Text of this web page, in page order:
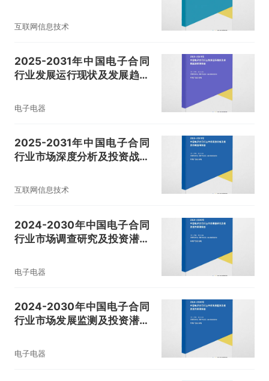
互联网信息技术
2025-2031年中国电子合同
行业发展运行现状及发展趋势
电子电器
2025-2031年中国电子合同
行业市场深度分析及投资战略
互联网信息技术
2024-2030年中国电子合同
行业市场调查研究及投资潜力
电子电器
2024-2030年中国电子合同
行业市场发展监测及投资潜力
电子电器